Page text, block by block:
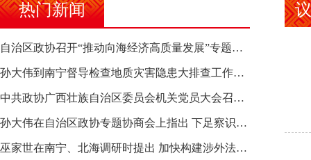
热门新闻
自治区政协召开“推动向海经济高质量发展”专题调研座谈会 钱学明出席并讲话
孙大伟到南宁督导检查地质灾害隐患大排查工作时强调 筑牢地质灾害安全防线 全力保障人民群众生命财产安全
中共政协广西壮族自治区委员会机关党员大会召开 选举产生新一届机关党委、机关纪委
孙大伟在自治区政协专题协商会上指出 下足察识谋督之功 恪尽服务大局之责 助推有色金属、关键金属产业高质量发展
巫家世在南宁、北海调研时提出 加快构建涉外法律供给集群 护航向海经济高质量发展